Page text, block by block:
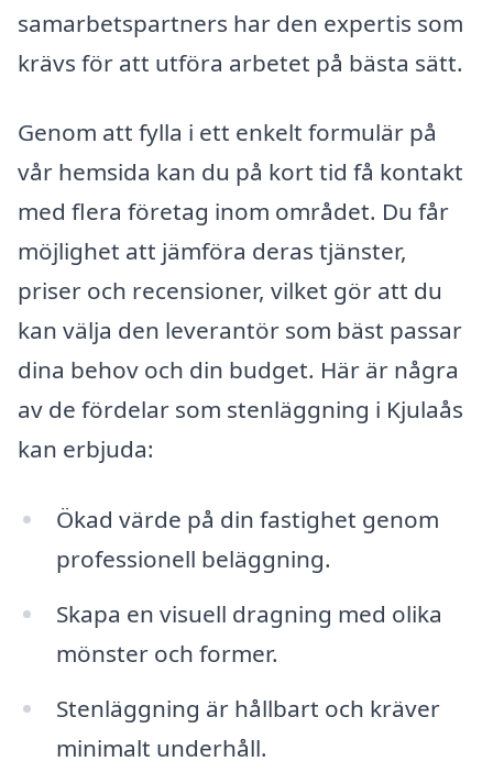
samarbetspartners har den expertis som
krävs för att utföra arbetet på bästa sätt.
Genom att fylla i ett enkelt formulär på
vår hemsida kan du på kort tid få kontakt
med flera företag inom området. Du får
möjlighet att jämföra deras tjänster,
priser och recensioner, vilket gör att du
kan välja den leverantör som bäst passar
dina behov och din budget. Här är några
av de fördelar som stenläggning i Kjulaås
kan erbjuda:
Ökad värde på din fastighet genom
professionell beläggning.
Skapa en visuell dragning med olika
mönster och former.
Stenläggning är hållbart och kräver
minimalt underhåll.